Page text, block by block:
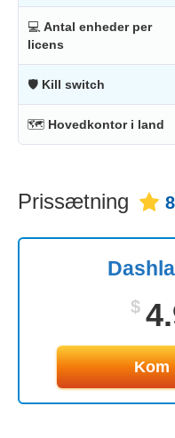
💻 Antal enheder per
licens
🛡 Kill switch
🗺 Hovedkontor i land
Prissætning
$
Kom